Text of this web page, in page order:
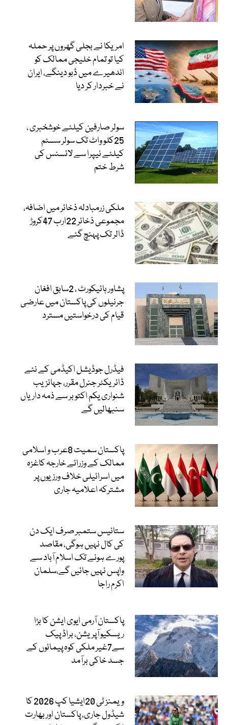
امریکا نے بجلی گھروں پر حملہ
کیا تو تمام خلیجی ممالک کو
اندھیرے میں ڈبو دینگے، ایران
نے خبردار کر دیا
سولر صارفین کیلئے خوشخبری ،
25کلو واٹ تک سولر سسٹم
کیلئے نیپرا سے لائسنس کی
شرط ختم
ملکی زرمبادلہ ذخائر میں اضافہ،
مجموعی ذخائر 22ارب 47کروڑ
ڈالر تک پہنچ گئے
پشاور ہائیکورٹ ، 2سابق افغان
جرنیلوں کی پاکستان میں عارضی
قیام کی درخواستیں مسترد
فیڈرل جوڈیشل اکیڈمی کے نئے
ڈائریکٹر جنرل مقرر، جہانزیب
شنواری یکم اکتوبر سے ذمہ داریاں
سنبھالیں گے
پاکستان سمیت 8عرب و اسلامی
ممالک کے وزرائے خارجہ کاغزہ
میں اسرائیلی خلاف ورزیوں پر
مشترکہ اعلامیہ جاری
ستائیس ستمبر صرف ایک دن
کی کال نہیں ہوگی، مقاصد
پورے ہونے تک اسلام آباد سے
واپس نہیں جائیں گے،سلمان
اکرم راجا
پاکستان آرمی ایوی ایشن کا بڑا
ریسکیو آپریشن، براڈ پیک
سے7غیر ملکی کوہ پیمائوں کے
جسد خاکی برآمد
ویمنز ٹی 20ایشیا کپ 2026 کا
شیڈول جاری، پاکستان اور بھارت